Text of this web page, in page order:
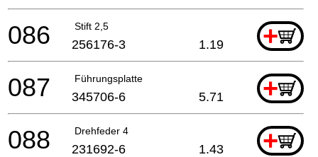
Stift 2,5 +
086 256176-3 1.19
Führungsplatte +
087 345706-6 5.71
Drehfeder 4 +
088 231692-6 1.43